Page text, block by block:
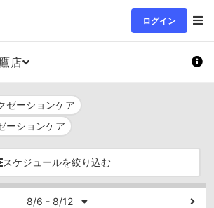
ログイン
店
ゼーションケア
ーションケア
スケジュールを絞り込む
8/6 - 8/12